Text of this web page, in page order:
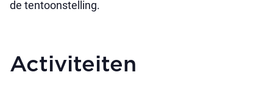
de tentoonstelling.
Activiteiten